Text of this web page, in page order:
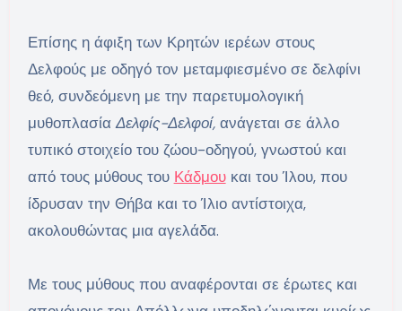
Επίσης η άφιξη των Κρητών ιερέων στους
Δελφούς με οδηγό τον μεταμφιεσμένο σε δελφίνι
θεό, συνδεόμενη με την παρετυμολογική
μυθοπλασίαΔελφίς-Δελφοί, ανάγεται σε άλλο
τυπικό στοιχείο του ζώου-οδηγού, γνωστού και
από τους μύθους του Κάδμουκαι του Ίλου, που
ίδρυσαν την Θήβα και το Ίλιο αντίστοιχα,
ακολουθώντας μια αγελάδα.
Με τους μύθους που αναφέρονται σε έρωτες και